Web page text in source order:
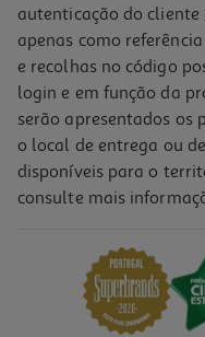
autenticação do cliente
apenas como
e recolhas no código
login e em função da
serão apresentados os
o local de entrega ou
disponíveis para o
consulte mais